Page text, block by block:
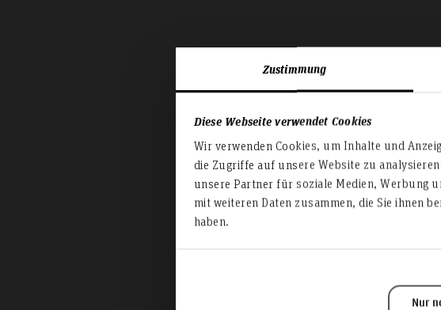
Zustimmung
Diese Webseite verwendet Cookies
Wir verwenden Cookies, um Inhalte und
die Zugriffe auf unsere Website zu
unsere Partner für soziale Medien, Werbung
mit weiteren Daten zusammen, die Sie ihnen
haben.
Nur
an